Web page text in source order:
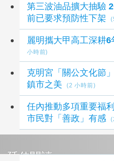
第三波油品擴大抽驗
前已要求預防性下架
麗明攜大甲高工深耕
小時前)
克明宮「關公文化節
鎮市之美
(2 小時前)
任內推動多項重要福
市民對「善政」有感
延伸閱讀